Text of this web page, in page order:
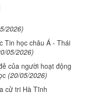
2026)
Tin học châu Á - Thái
05/2026)
của người hoạt động
(20/05/2026)
cử tri Hà Tĩnh